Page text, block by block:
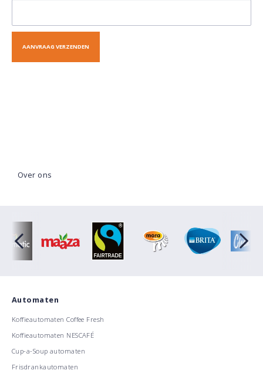
Over ons
Automaten
Koffieautomaten Coffee Fresh
Koffieautomaten NESCAFÉ
Cup-a-Soup automaten
Frisdrankautomaten